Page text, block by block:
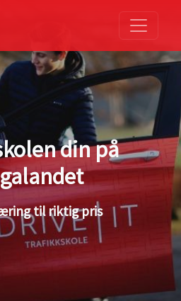
din på
til riktig pris